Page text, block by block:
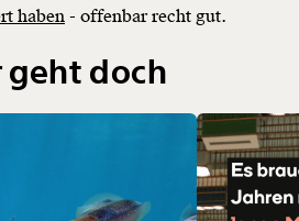
haben- offenbar recht gut.
geht doch